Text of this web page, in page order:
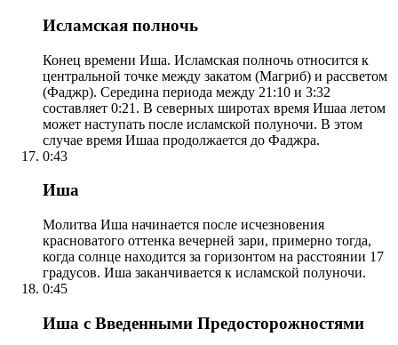
Исламская полночь
Конец времени Иша. Исламская полночь относится к
центральной точке между закатом (Магриб) и рассветом
(Фаджр). Середина периода между 21:10 и 3:32
составляет 0:21. В северных широтах время Ишаа летом
может наступать после исламской полуночи. В этом
случае время Ишаа продолжается до Фаджра.
0:43
Иша
Молитва Иша начинается после исчезновения
красноватого оттенка вечерней зари, примерно тогда,
когда солнце находится за горизонтом на расстоянии 17
градусов. Иша заканчивается к исламской полуночи.
0:45
Иша с Введенными Предосторожностями